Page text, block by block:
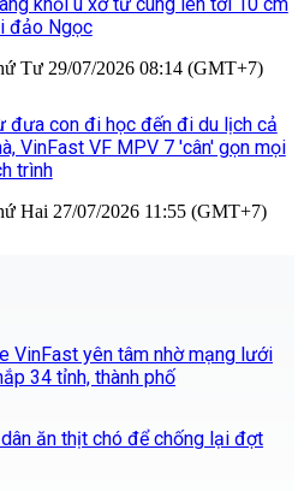
đảo Ngọc
Tư 29/07/2026 08:14 (GMT+7)
đưa con đi học đến đi du lịch cả
VinFast VF MPV 7 'cân' gọn mọi
trình
Hai 27/07/2026 11:55 (GMT+7)
VinFast yên tâm nhờ mạng lưới
34 tỉnh, thành phố
ăn thịt chó để chống lại đợt